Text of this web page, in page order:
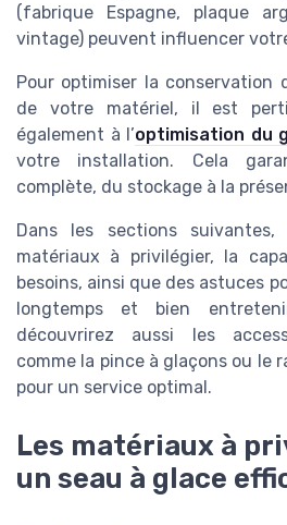
(fabrique Espagne, plaque
vintage) peuvent influencer
Pour optimiser la conservation
de votre matériel, il est
également à l’optimisation du
votre installation. Cela
complète, du stockage à la
Dans les sections suivantes,
matériaux à privilégier, la
besoins, ainsi que des astuces
longtemps et bien
découvrirez aussi les
comme la pince à glaçons ou le
pour un service optimal.
Les matériaux à
un seau à glace